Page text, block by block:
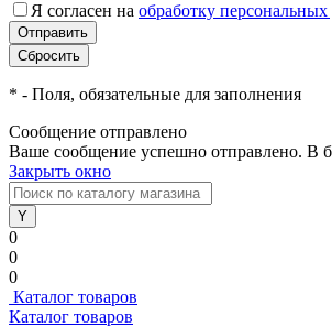
Я согласен на обработку
* - Поля, обязательные для заполнения
Сообщение отправлено
Ваше сообщение успешно отправлено. В
Закрыть окно
0
0
0
Каталог товаров
Каталог товаров